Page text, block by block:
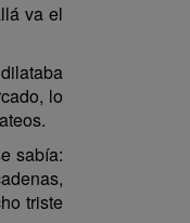
va el
lo
sabía:
triste